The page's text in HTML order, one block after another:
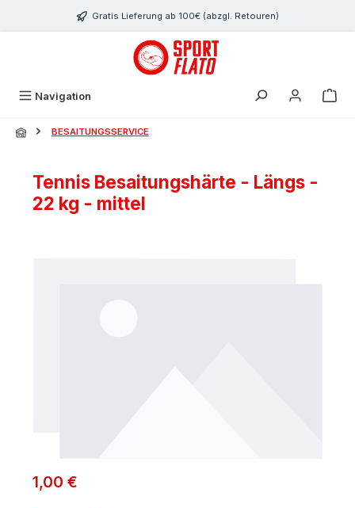
Zum Hauptinhalt springenGratis Lieferung ab 100€ (abzgl. Retouren)
Navigation
BESAITUNGSSERVICE
Tennis Besaitungshärte - Längs -
22 kg - mittel
1,00 €